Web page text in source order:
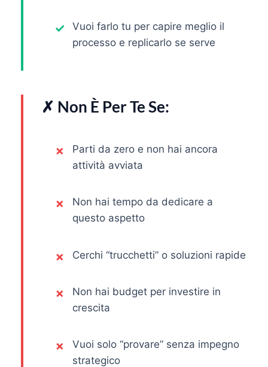
Vuoi farlo tu per capire meglio il
processo e replicarlo se serve
✗ Non È Per Te Se:
Parti da zero e non hai ancora
attività avviata
Non hai tempo da dedicare a
questo aspetto
Cerchi “trucchetti” o soluzioni rapide
Non hai budget per investire in
crescita
Vuoi solo “provare” senza impegno
strategico